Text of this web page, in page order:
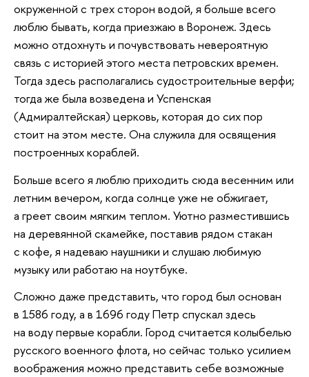
окруженной с трех сторон водой, я больше всего
люблю бывать, когда приезжаю в Воронеж. Здесь
можно отдохнуть и почувствовать невероятную
связь с историей этого места петровских времен.
Тогда здесь располагались судостроительные верфи;
тогда же была возведена и Успенская
(Адмиралтейская) церковь, которая до сих пор
стоит на этом месте. Она служила для освящения
построенных кораблей.
Больше всего я люблю приходить сюда весенним или
летним вечером, когда солнце уже не обжигает,
а греет своим мягким теплом. Уютно разместившись
на деревянной скамейке, поставив рядом стакан
с кофе, я надеваю наушники и слушаю любимую
музыку или работаю на ноутбуке.
Сложно даже представить, что город был основан
в 1586 году, а в 1696 году Петр спускал здесь
на воду первые корабли. Город считается колыбелью
русского военного флота, но сейчас только усилием
воображения можно представить себе возможные